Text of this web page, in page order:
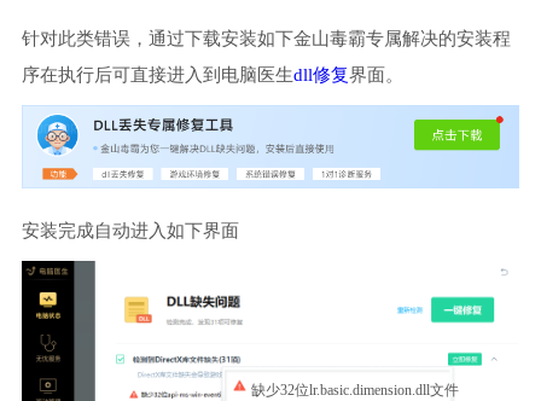
针对此类错误，通过下载安装如下金山毒霸专属解决的安装程
序在执行后可直接进入到电脑医生dll修复界面。
安装完成自动进入如下界面
缺少32位lr.basic.dimension.dll文件